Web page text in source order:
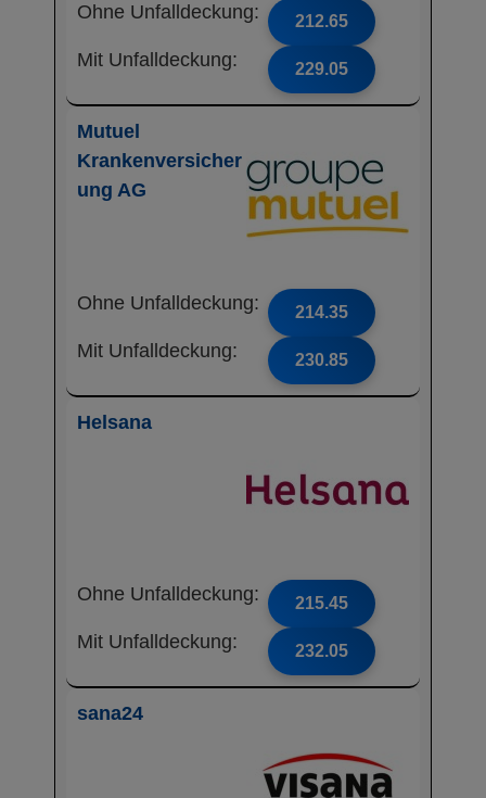
Ohne Unfalldeckung: 212.65
Mit Unfalldeckung: 229.05
Mutuel
Krankenversicher
ung AG
Ohne Unfalldeckung: 214.35
Mit Unfalldeckung: 230.85
Helsana
Ohne Unfalldeckung: 215.45
Mit Unfalldeckung: 232.05
sana24